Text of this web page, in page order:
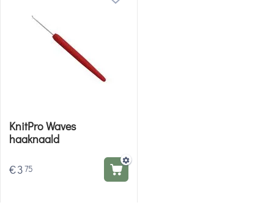
KnitPro Waves
haaknaald
€375